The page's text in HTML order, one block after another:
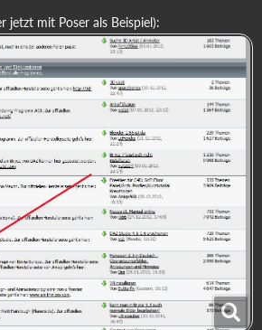
jetzt mit Poser als Beispiel):